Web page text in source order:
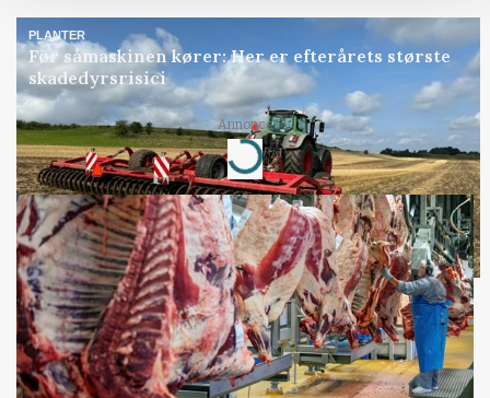
PLANTER
Før såmaskinen kører: Her er efterårets største
skadedyrsrisici
Annonce
Loading...